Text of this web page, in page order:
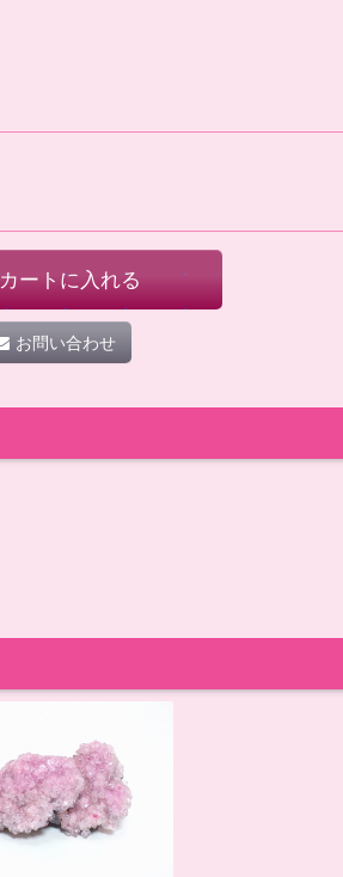
カートに入れる
お問い合わせ